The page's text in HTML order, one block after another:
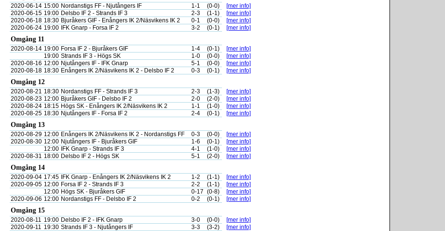
2020-06-14 15:00 Nordanstigs FF - Njutångers IF 1-1 (0-0)
[mer info]
2020-06-15 19:00 Delsbo IF 2 - Strands IF 3 2-3 (1-1)
[mer info]
2020-06-18 18:30 Bjuråkers GIF - Enångers IK 2/Näsvikens IK 2 0-1 (0-0)
[mer info]
2020-06-24 19:00 IFK Gnarp - Forsa IF 2 3-2 (0-1) [mer info]
Omgång 11
2020-08-14 19:00 Forsa IF 2 - Bjuråkers GIF 1-4 (0-1)
[mer info]
19:00 Strands IF 3 - Högs SK 1-0 (0-0)
[mer info]
2020-08-16 12:00 Njutångers IF - IFK Gnarp 5-1 (0-0)
[mer info]
2020-08-18 18:30 Enångers IK 2/Näsvikens IK 2 - Delsbo IF 2 0-3 (0-1) [mer info]
Omgång 12
2020-08-21 18:30 Nordanstigs FF - Strands IF 3 2-3 (1-3)
[mer info]
2020-08-23 12:00 Bjuråkers GIF - Delsbo IF 2 2-0 (2-0)
[mer info]
2020-08-24 18:15 Högs SK - Enångers IK 2/Näsvikens IK 2 1-1 (1-0)
[mer info]
2020-08-25 18:30 Njutångers IF - Forsa IF 2 2-4 (0-1) [mer info]
Omgång 13
2020-08-29 12:00 Enångers IK 2/Näsvikens IK 2 - Nordanstigs FF 0-3 (0-0)
[mer info]
2020-08-30 12:00 Njutångers IF - Bjuråkers GIF 1-6 (0-1)
[mer info]
12:00
IFK Gnarp - Strands IF 3 4-1 (1-0)
[mer info]
2020-08-31 18:00 Delsbo IF 2 - Högs SK 5-1 (2-0) [mer info]
Omgång 14
2020-09-04 17:45 IFK Gnarp - Enångers IK 2/Näsvikens IK 2 1-2 (1-1)
[mer info]
2020-09-05 12:00 Forsa IF 2 - Strands IF 3 2-2 (1-1)
[mer info]
12:00 Högs SK - Bjuråkers GIF 0-17 (0-8)
[mer info]
2020-09-06 12:00 Nordanstigs FF - Delsbo IF 2 0-2 (0-1) [mer info]
Omgång 15
2020-08-11 19:00 Delsbo IF 2 - IFK Gnarp 3-0 (0-0)
[mer info]
2020-09-11 19:30 Strands IF 3 - Njutångers IF 3-3 (3-2) [mer info]